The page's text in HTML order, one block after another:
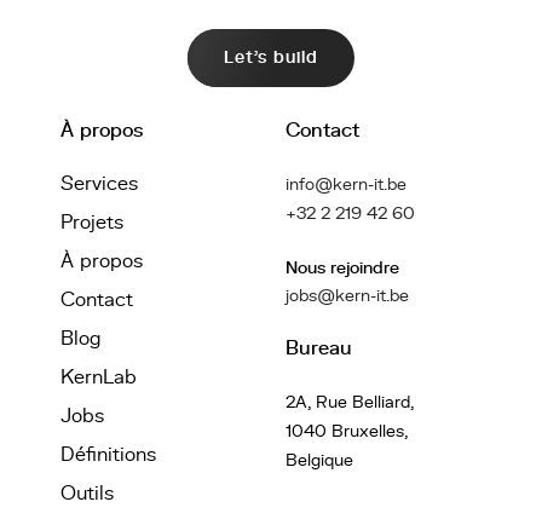
Let's build
À propos
Services
Projets
À propos
Contact
Blog
KernLab
Jobs
Définitions
Outils
Contact
info@kern-it.be
+32 2 219 42 60
Nous rejoindre
jobs@kern-it.be
Bureau
2A, Rue Belliard,
1040 Bruxelles,
Belgique